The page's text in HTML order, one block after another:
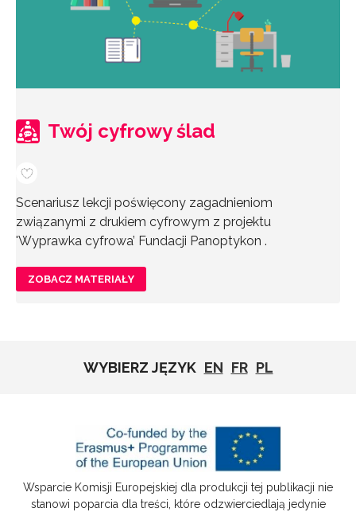
Twój cyfrowy ślad
Scenariusz lekcji poświęcony zagadnieniom
związanymi z drukiem cyfrowym z projektu
'Wyprawka cyfrowa’ Fundacji Panoptykon .
ZOBACZ MATERIAŁY
WYBIERZ JĘZYK EN FR PL
Wsparcie Komisji Europejskiej dla produkcji tej publikacji nie
stanowi poparcia dla treści, które odzwierciedlają jedynie